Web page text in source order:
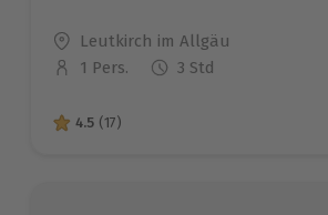
Standort
Leutkirch im Allgäu
Anzahl der Teilnehmer
1 Pers. 3 Std
4.5 von 5 Sternen basierend auf 17
4.5 (17)